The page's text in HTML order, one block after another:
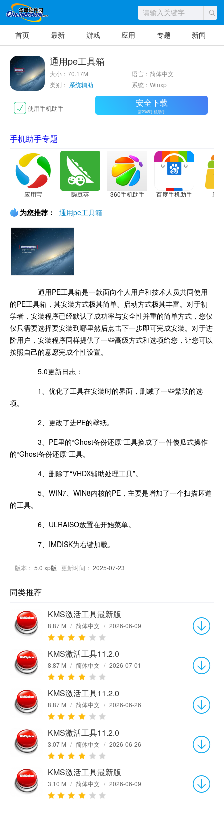
首页 最新 游戏 应用 专题 新闻
通用pe工具箱
大小：70.17M
语言：简体中文
类别： 系统辅助 系统：Winxp
使用手机助手 安全下载
需2345手机助手
手机助手专题
应用宝 豌豆荚 360手机助手 百度手机助手 应
为您推荐： 通用pe工具箱
通用PE工具箱是一款面向个人用户和技术人员共同使用
的PE工具箱，其安装方式极其简单、启动方式极其丰富。对于初
学者，安装程序已经默认了成功率与安全性并重的简单方式，您仅
仅只需要选择要安装到哪里然后点击下一步即可完成安装。对于进
阶用户，安装程序同样提供了一些高级方式和选项给您，让您可以
按照自己的意愿完成个性设置。
5.0更新日志：
1、优化了工具在安装时的界面，删减了一些繁琐的选
项。
2、更改了进PE的壁纸。
3、PE里的“Ghost备份还原”工具换成了一件傻瓜式操作
的“Ghost备份还原”工具。
4、删除了“VHDX辅助处理工具”。
5、WIN7、WIN8内核的PE，主要是增加了一个扫描坏道
的工具。
6、ULRAISO放置在开始菜单。
7、IMDISK为右键加载。
版本： 5.0 xp版 | 更新时间： 2025-07-23
同类推荐
KMS激活工具最新版
8.87 M / 简体中文 / 2026-06-09
KMS激活工具11.2.0
8.87 M / 简体中文 / 2026-07-01
KMS激活工具11.2.0
8.87 M / 简体中文 / 2026-06-26
KMS激活工具11.2.0
3.07 M / 简体中文 / 2026-06-26
KMS激活工具最新版
3.10 M / 简体中文 / 2026-06-09